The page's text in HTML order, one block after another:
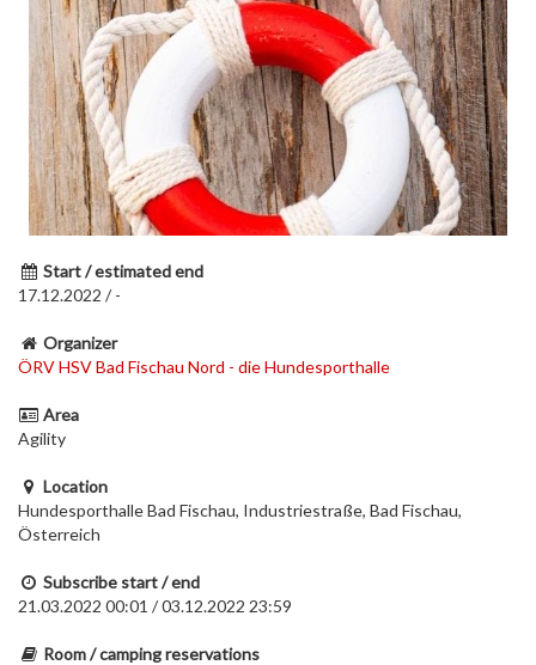
Start / estimated end
17.12.2022 / -
Organizer
ÖRV HSV Bad Fischau Nord - die Hundesporthalle
Area
Agility
Location
Hundesporthalle Bad Fischau, Industriestraße, Bad Fischau,
Österreich
Subscribe start / end
21.03.2022 00:01 / 03.12.2022 23:59
Room / camping reservations